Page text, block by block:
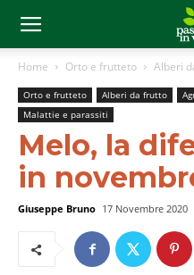
Home Orto e frutteto Alberi
Orto e frutteto Alberi da frutto
Malattie e parassiti
Melo, la
in
Giuseppe Bruno 17 Novembre 2020